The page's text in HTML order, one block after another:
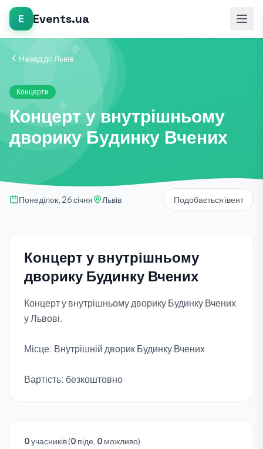
E Events.ua
Назад до Львів
Концерти
Концерт у внутрішньому
дворику Будинку Вчених
Понеділок, 26 січня Львів Подобається івент
Концерт у внутрішньому
дворику Будинку Вчених
Концерт у внутрішньому дворику Будинку Вчених
у Львові.
Місце: Внутрішній дворик Будинку Вчених
Вартість: безкоштовно
0учасників (0 піде, 0 можливо)